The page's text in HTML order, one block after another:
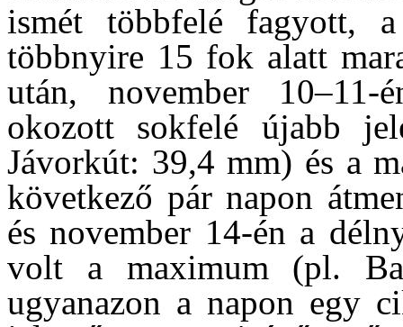
ismét többfelé fagyott,
többnyire 15 fok alatt
után, november 10–11-
okozott sokfelé újabb
Jávorkút: 39,4 mm) és a
következő pár napon
és november 14-én a
volt a maximum (pl.
ugyanazon a napon egy